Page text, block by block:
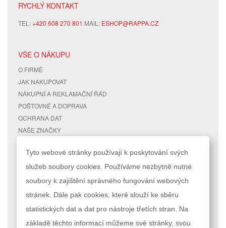
RYCHLÝ KONTAKT
TEL:+420 608 270 801 MAIL: ESHOP@RAPPA.CZ
VŠE O NÁKUPU
O FIRMĚ
JAK NAKUPOVAT
NÁKUPNÍ A REKLAMAČNÍ ŘÁD
POŠTOVNÉ A DOPRAVA
OCHRANA DAT
NAŠE ZNAČKY
RYCHLÉ ODKAZY
MAPA STRÁNEK
VYHLEDÁVANÉ TERMÍNY
POKROČILÉ VYHLEDÁVÁNÍ
ÚČET
MŮJ ÚČET
STAV OBJEDNÁVKY
Tyto webové stránky používají k poskytování svých
služeb soubory cookies. Používáme nezbytně nutné
soubory k zajištění správného fungování webových
stránek. Dále pak cookies, které slouží ke sběru
statistických dat a dat pro nástroje třetích stran. Na
základě těchto informací můžeme své stránky, svou